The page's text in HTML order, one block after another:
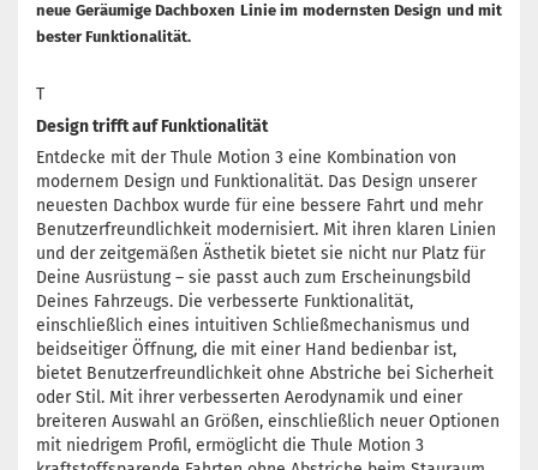
neue Geräumige Dachboxen Linie im modernsten Design und mit
bester Funktionalität.
T
Design trifft auf Funktionalität
Entdecke mit der Thule Motion 3 eine Kombination von
modernem Design und Funktionalität. Das Design unserer
neuesten Dachbox wurde für eine bessere Fahrt und mehr
Benutzerfreundlichkeit modernisiert. Mit ihren klaren Linien
und der zeitgemäßen Ästhetik bietet sie nicht nur Platz für
Deine Ausrüstung – sie passt auch zum Erscheinungsbild
Deines Fahrzeugs. Die verbesserte Funktionalität,
einschließlich eines intuitiven Schließmechanismus und
beidseitiger Öffnung, die mit einer Hand bedienbar ist,
bietet Benutzerfreundlichkeit ohne Abstriche bei Sicherheit
oder Stil. Mit ihrer verbesserten Aerodynamik und einer
breiteren Auswahl an Größen, einschließlich neuer Optionen
mit niedrigem Profil, ermöglicht die Thule Motion 3